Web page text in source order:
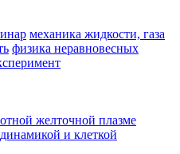
механика жидкости, газа
физика неравновесных
желточной плазме
и клеткой